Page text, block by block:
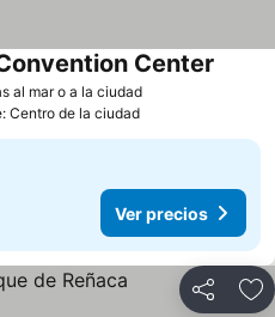
al mar o a la ciudadVer precios
Center
Centro de la ciudad
Ver precios
Compartir